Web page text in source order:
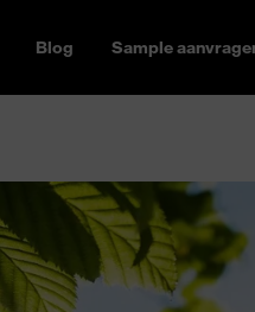
Blog Sample